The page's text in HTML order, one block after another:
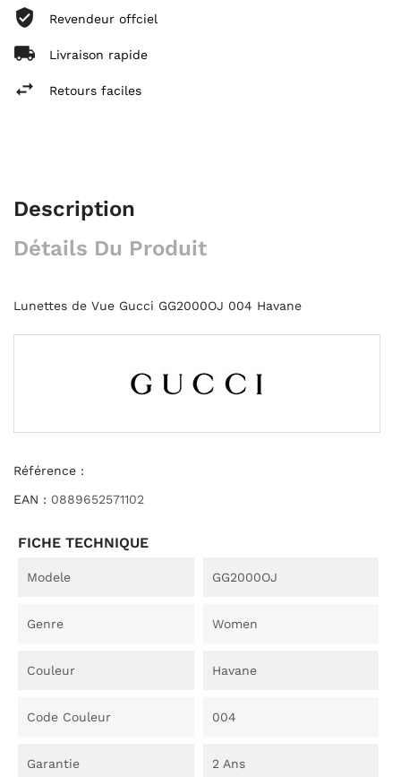
Revendeur offciel
Livraison rapide
Retours faciles
Description
Détails Du Produit
Lunettes de Vue Gucci GG2000OJ 004 Havane
Référence :
EAN : 0889652571102
FICHE TECHNIQUE
Modele GG2000OJ
Genre Women
Couleur Havane
Code Couleur 004
Garantie 2 Ans